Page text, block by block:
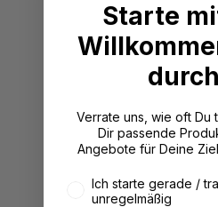
Starte
Verrate uns, wie oft Du
Dir passende
Angebote für Deine
Wie oft trainierst du
Ich starte gerade /
unregelmäßig